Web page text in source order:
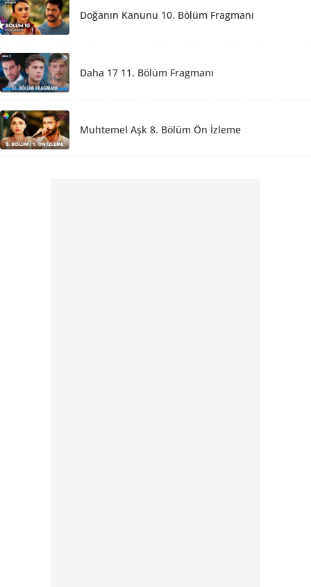
Doğanın Kanunu 10. Bölüm Fragmanı
Daha 17 11. Bölüm Fragmanı
Muhtemel Aşk 8. Bölüm Ön İzleme